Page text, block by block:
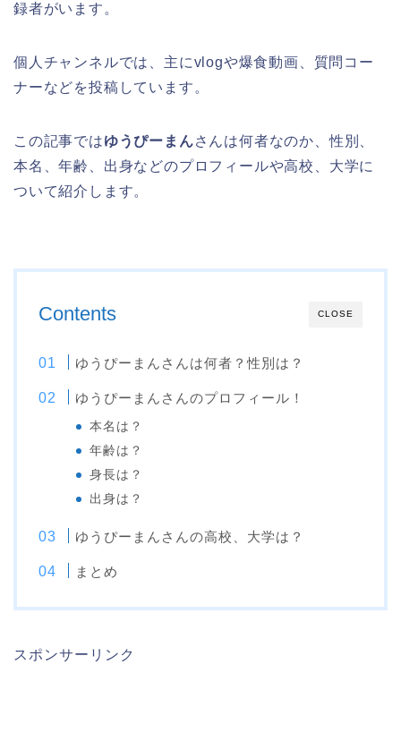
録者がいます。
個人チャンネルでは、主にvlogや爆食動画、質問コー
ナーなどを投稿しています。
この記事ではゆうぴーまんさんは何者なのか、性別、
本名、年齢、出身などのプロフィールや高校、大学に
ついて紹介します。
CLOSE
Contents
ゆうぴーまんさんは何者？性別は？
ゆうぴーまんさんのプロフィール！
本名は？
年齢は？
身長は？
出身は？
ゆうぴーまんさんの高校、大学は？
まとめ
スポンサーリンク